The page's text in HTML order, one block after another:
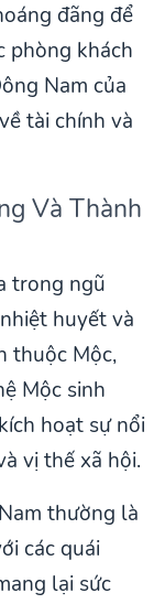
đãng để
phòng khách
Nam của
tài chính và
Và Thành
trong ngũ
huyết và
thuộc Mộc,
Mộc sinh
hoạt sự nổi
vị thế xã hội.
thường là
các quái
lại sức